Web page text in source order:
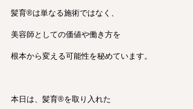
髪育®︎は単なる施術ではなく、
美容師としての価値や働き方を
根本から変える可能性を秘めています。
本日は、髪育®︎を取り入れた